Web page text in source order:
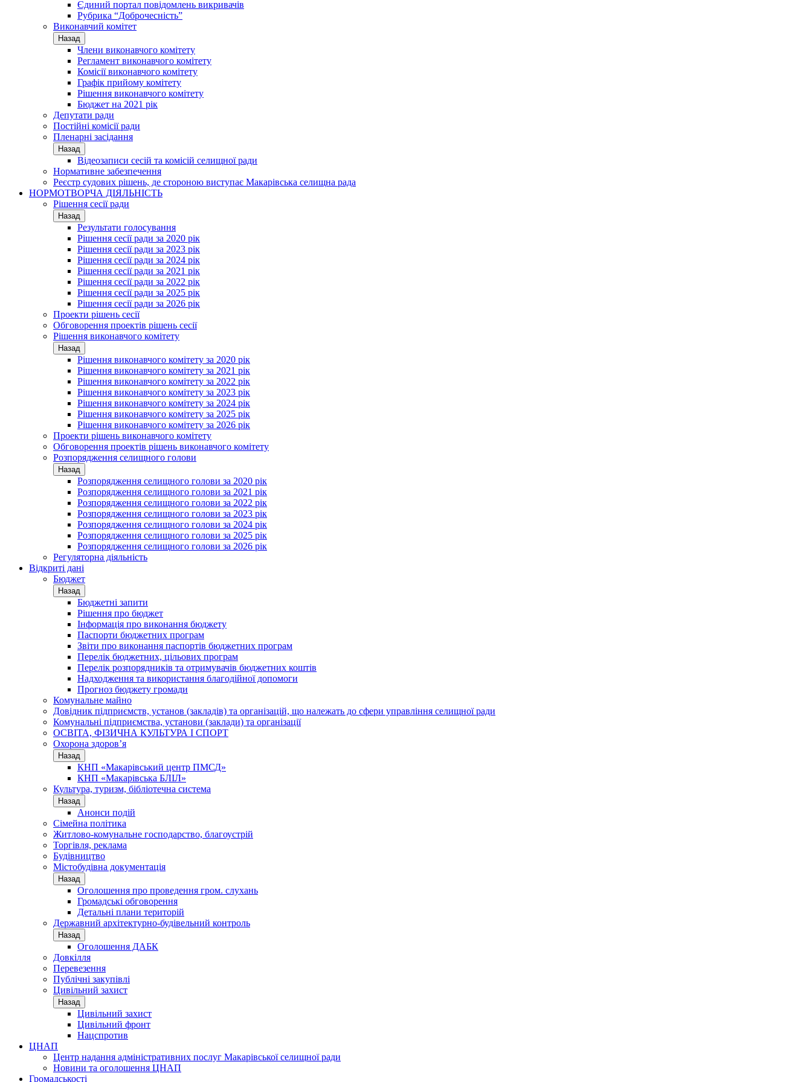
Єдиний портал повідомлень викривачів
Рубрика “Доброчесність”
Виконавчий комітет
Назад
Члени виконавчого комітету
Регламент виконавчого комітету
Комісії виконавчого комітету
Графік прийому комітету
Рішення виконавчого комітету
Бюджет на 2021 рік
Депутати ради
Постійні комісії ради
Пленарні засідання
Назад
Відеозаписи сесій та комісій селищної ради
Нормативне забезпечення
Реєстр судових рішень, де стороною виступає Макарівська селищна рада
НОРМОТВОРЧА ДІЯЛЬНІСТЬ
Рішення сесії ради
Назад
Результати голосування
Рішення сесії ради за 2020 рік
Рішення сесії ради за 2023 рік
Рішення сесії ради за 2024 рік
Рішення сесії ради за 2021 рік
Рішення сесії ради за 2022 рік
Рішення сесії ради за 2025 рік
Рішення сесії ради за 2026 рік
Проекти рішень сесії
Обговорення проектів рішень сесії
Рішення виконавчого комітету
Назад
Рішення виконавчого комітету за 2020 рік
Рішення виконавчого комітету за 2021 рік
Рішення виконавчого комітету за 2022 рік
Рішення виконавчого комітету за 2023 рік
Рішення виконавчого комітету за 2024 рік
Рішення виконавчого комітету за 2025 рік
Рішення виконавчого комітету за 2026 рік
Проекти рішень виконавчого комітету
Обговорення проектів рішень виконавчого комітету
Розпорядження селищного голови
Назад
Розпорядження селищного голови за 2020 рік
Розпорядження селищного голови за 2021 рік
Розпорядження селищного голови за 2022 рік
Розпорядження селищного голови за 2023 рік
Розпорядження селищного голови за 2024 рік
Розпорядження селищного голови за 2025 рік
Розпорядження селищного голови за 2026 рік
Регуляторна діяльність
Відкриті дані
Бюджет
Назад
Бюджетні запити
Рішення про бюджет
Інформація про виконання бюджету
Паспорти бюджетних програм
Звіти про виконання паспортів бюджетних програм
Перелік бюджетних, цільових програм
Перелік розпорядників та отримувачів бюджетних коштів
Надходження та використання благодійної допомоги
Прогноз бюджету громади
Комунальне майно
Довідник підприємств, установ (закладів) та організацій, що належать до сфери управління селищної ради
Комунальні підприємства, установи (заклади) та організації
ОСВІТА, ФІЗИЧНА КУЛЬТУРА І СПОРТ
Охорона здоров’я
Назад
КНП «Макарівський центр ПМСД»
КНП «Макарівська БЛІЛ»
Культура, туризм, бібліотечна система
Назад
Анонси подій
Сімейна політика
Житлово-комунальне господарство, благоустрій
Торгівля, реклама
Будівництво
Містобудівна документація
Назад
Оголошення про проведення гром. слухань
Громадські обговорення
Детальні плани територій
Державний архітектурно-будівельний контроль
Назад
Оголошення ДАБК
Довкілля
Перевезення
Публічні закупівлі
Цивільний захист
Назад
Цивільний захист
Цивільний фронт
Нацспротив
ЦНАП
Центр надання адміністративних послуг Макарівської селищної ради
Новини та оголошення ЦНАП
Громадськості